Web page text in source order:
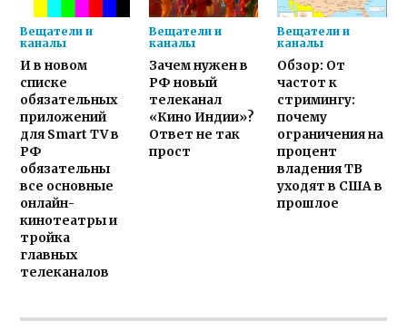
Вещатели и
каналы
И в новом
списке
обязательных
приложений
для Smart TV в
РФ
обязательны
все основные
онлайн-
кинотеатры и
тройка
главных
телеканалов
Вещатели и
каналы
Зачем нужен в
РФ новый
телеканал
«Кино Индии»?
Ответ не так
прост
Вещатели и
каналы
Обзор: От
частот к
стримингу:
почему
ограничения на
процент
владения ТВ
уходят в США в
прошлое